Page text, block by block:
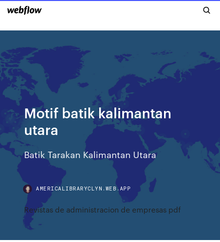
Motif batik kalimantan
utara
Batik Tarakan Kalimantan Utara
AMERICALIBRARYCLYN.WEB.APP
Revistas de administracion de empresas pdf